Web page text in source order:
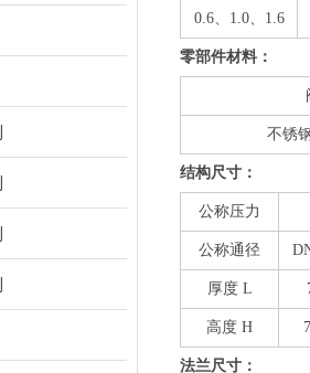
0.6、1.0、1.6
零部件材料：
不锈
结构尺寸：
公称压力
公称通径
厚度 L
高度 H
法兰尺寸：